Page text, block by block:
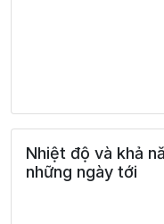
Nhiệt độ và khả
những ngày tới